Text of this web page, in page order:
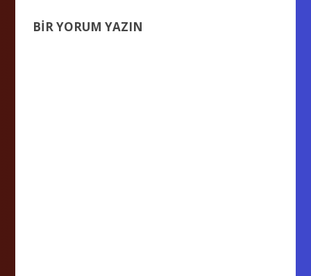
BIR YORUM YAZIN